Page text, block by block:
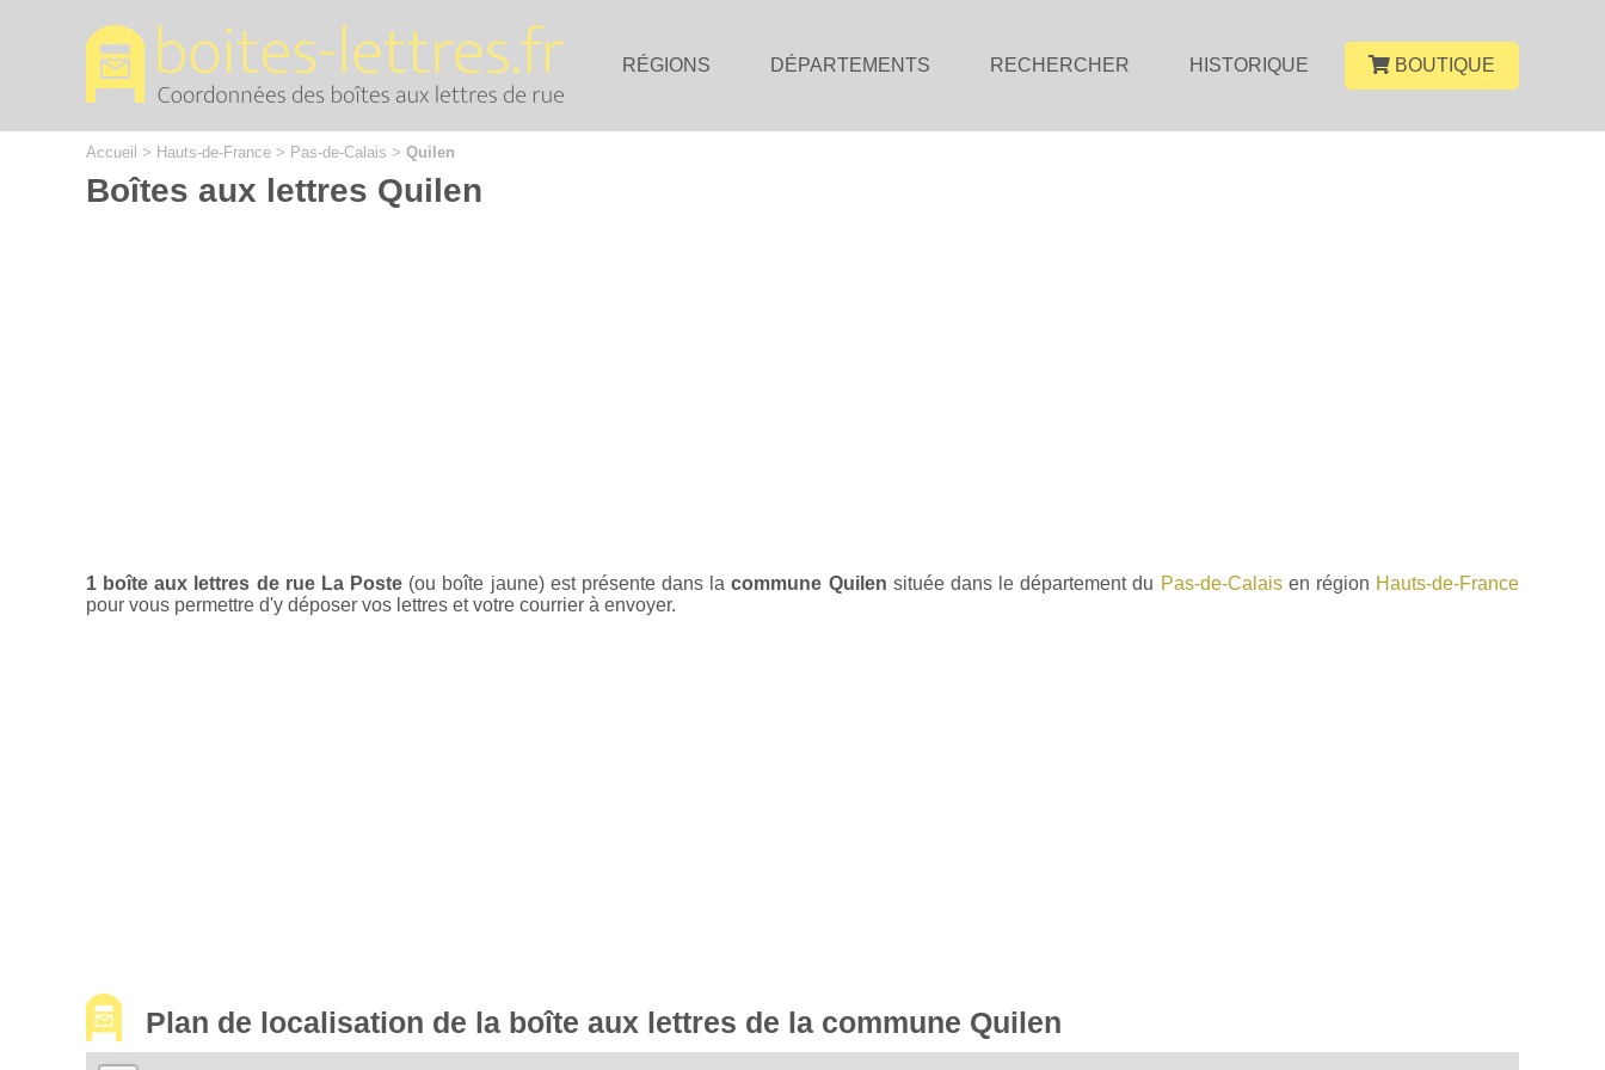
RÉGIONS DÉPARTEMENTS RECHERCHER HISTORIQUE BOUTIQUE
Accueil > Hauts-de-France > Pas-de-Calais > Quilen
Boîtes aux lettres Quilen
1 boîte aux lettres de rue La Poste (ou boîte jaune) est présente dans lacommune Quilen située dans le département du Pas-de-Calaisen région Hauts-de-France
pour vous permettre d'y déposer vos lettres et votre courrier à envoyer.
Plan de localisation de la boîte aux lettres de la commune Quilen